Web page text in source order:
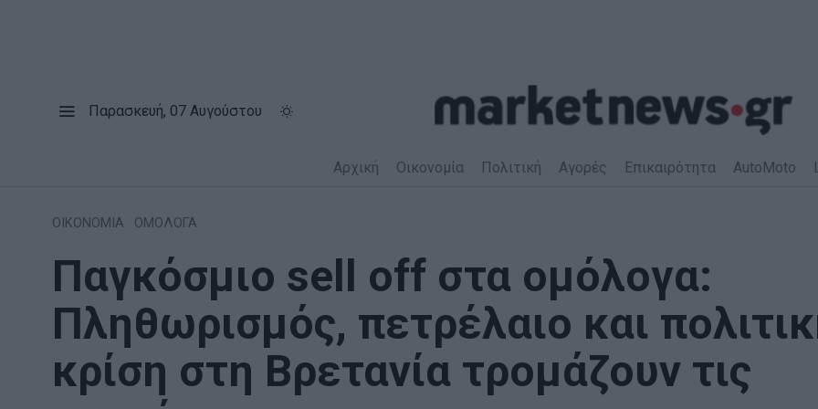
Παρασκευή, 07 Αυγούστου
Αρχική Οικονομία Πολιτική Αγορές Επικαιρότητα AutoMoto
ΟΙΚΟΝΟΜΙΑ ΟΜΟΛΟΓΑ
Παγκόσμιο sell off στα ομόλογα:
Πληθωρισμός, πετρέλαιο και
κρίση στη Βρετανία τρομάζουν τις